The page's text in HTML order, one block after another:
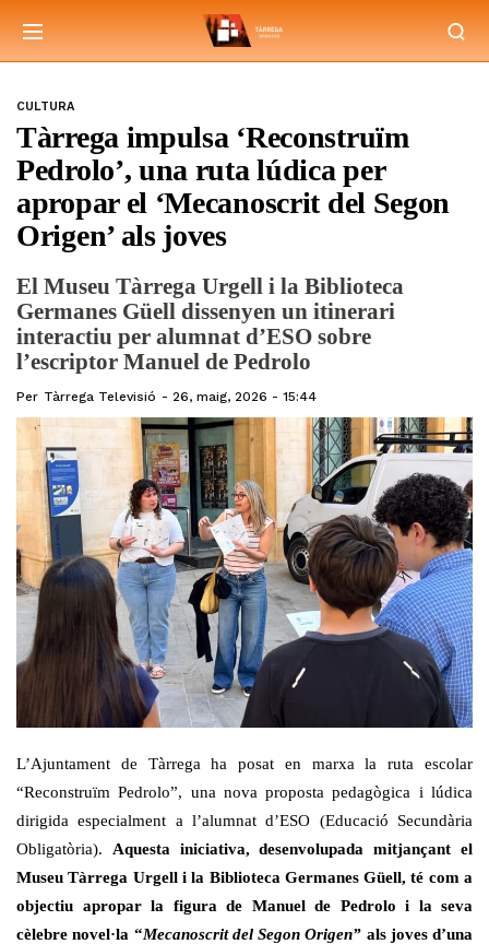
CULTURA
Tàrrega impulsa ‘Reconstruïm
Pedrolo’, una ruta lúdica per
apropar el ‘Mecanoscrit del Segon
Origen’ als joves
El Museu Tàrrega Urgell i la Biblioteca
Germanes Güell dissenyen un itinerari
interactiu per alumnat d’ESO sobre
l’escriptor Manuel de Pedrolo
Per Tàrrega Televisió 26, maig, 2026 - 15:44
L’Ajuntament de Tàrrega ha posat en marxa la ruta escolar
“Reconstruïm Pedrolo”, una nova proposta pedagògica i lúdica
dirigida especialment a l’alumnat d’ESO (Educació Secundària
Obligatòria). Aquesta iniciativa, desenvolupada mitjançant el
Museu Tàrrega Urgell i la Biblioteca Germanes Güell, té com a
objectiu apropar la figura de Manuel de Pedrolo i la seva
cèlebre novel·la “Mecanoscrit del Segon Origen” als joves d’una